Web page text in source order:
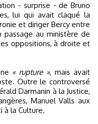
- surprise - de Bruno
lui qui avait claqué la
et diriger Bercy entre
passage au ministère de
oppositions, à droite et
« rupture », mais avait
Outre le controversé
Darmanin à la Justice,
Manuel Valls aux
à la Culture.